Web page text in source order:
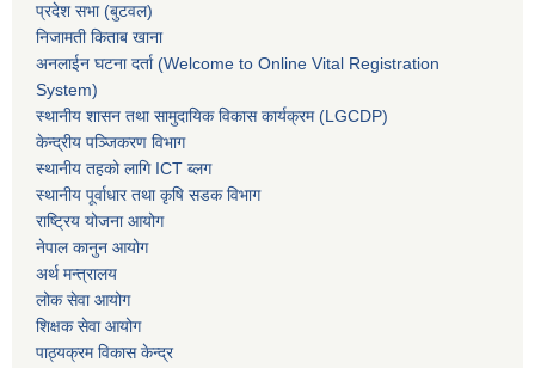
प्रदेश सभा (बुटवल)
निजामती किताब खाना
अनलाईन घटना दर्ता (Welcome to Online Vital Registration
System)
स्थानीय शासन तथा सामुदायिक विकास कार्यक्रम (LGCDP)
केन्द्रीय पञ्जिकरण विभाग
स्थानीय तहको लागि ICT ब्लग
स्थानीय पूर्वाधार तथा कृषि सडक विभाग
राष्ट्रिय योजना आयोग
नेपाल कानुन आयोग
अर्थ मन्त्रालय
लोक सेवा आयोग
शिक्षक सेवा आयोग
पाठ्यक्रम विकास केन्द्र